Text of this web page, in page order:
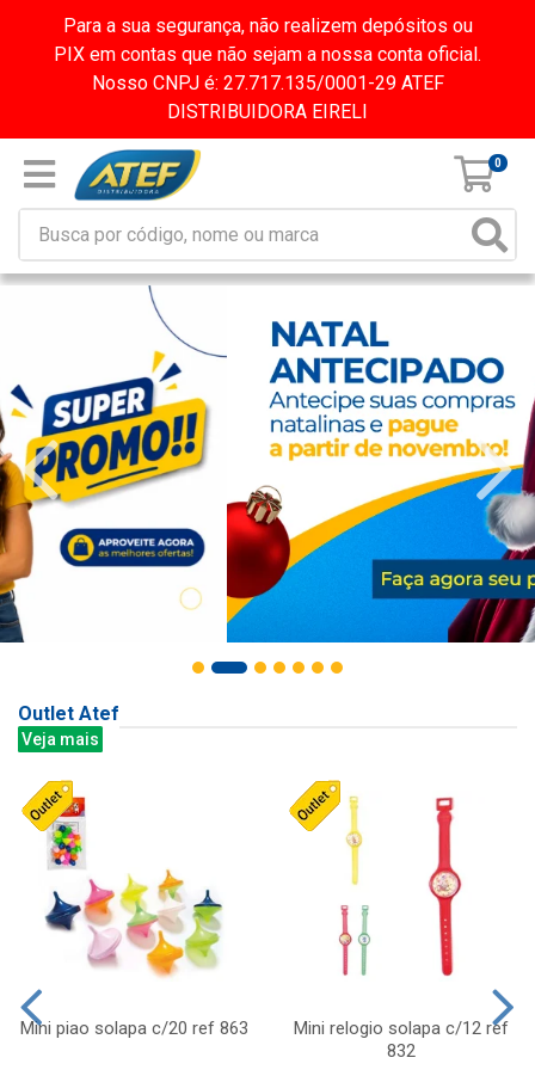
Para a sua segurança, não realizem depósitos ou
PIX em contas que não sejam a nossa conta oficial.
Nosso CNPJ é: 27.717.135/0001-29 ATEF
DISTRIBUIDORA EIRELI
0
Outlet Atef
Veja mais
Mini piao solapa c/20 ref 863
Mini relogio solapa c/12 ref
832